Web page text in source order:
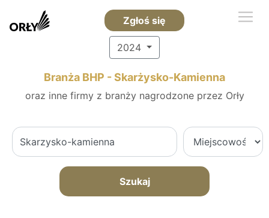
Zgłoś się
2024
Branża BHP - Skarżysko-Kamienna
oraz inne firmy z branży nagrodzone przez Orły
Szukaj